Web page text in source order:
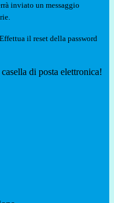
inviato un messaggio
il reset della password
di posta elettronica!